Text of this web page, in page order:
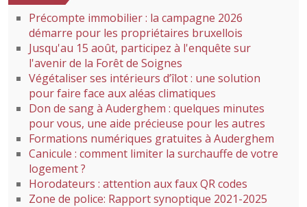
Précompte immobilier : la campagne 2026
démarre pour les propriétaires bruxellois
Jusqu'au 15 août, participez à l'enquête sur
l'avenir de la Forêt de Soignes
Végétaliser ses intérieurs d’îlot : une solution
pour faire face aux aléas climatiques
Don de sang à Auderghem : quelques minutes
pour vous, une aide précieuse pour les autres
Formations numériques gratuites à Auderghem
Canicule : comment limiter la surchauffe de votre
logement ?
Horodateurs : attention aux faux QR codes
Zone de police: Rapport synoptique 2021-2025